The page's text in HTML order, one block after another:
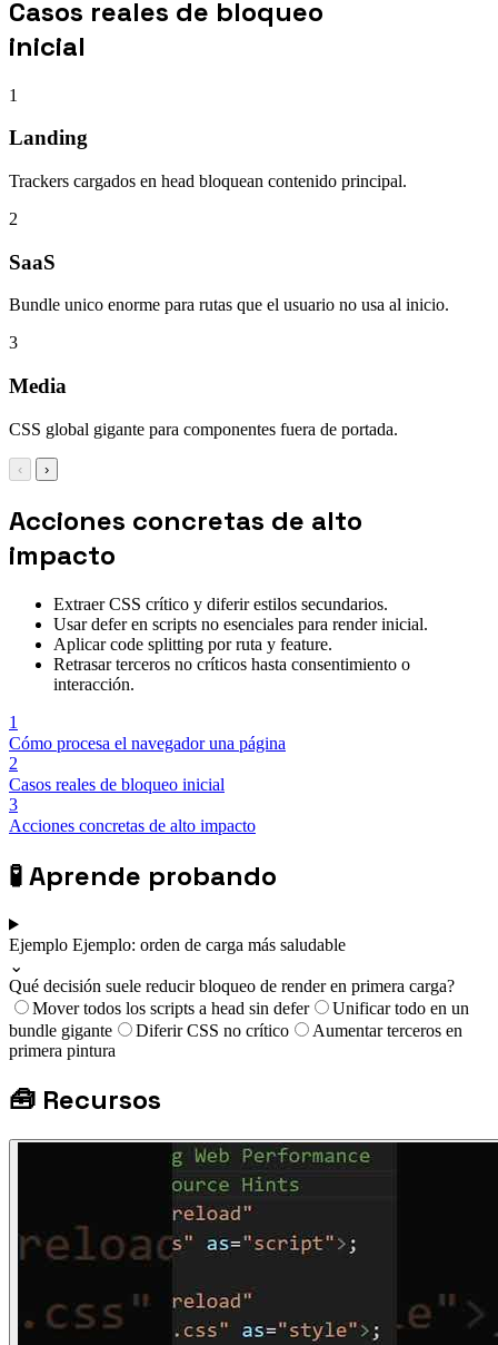
Casos reales de bloqueo
inicial
1
Landing
Trackers cargados en head bloquean contenido principal.
2
SaaS
Bundle unico enorme para rutas que el usuario no usa al inicio.
3
Media
CSS global gigante para componentes fuera de portada.
‹ ›
Acciones concretas de alto
impacto
Extraer CSS crítico y diferir estilos secundarios.
Usar defer en scripts no esenciales para render inicial.
Aplicar code splitting por ruta y feature.
Retrasar terceros no críticos hasta consentimiento o
interacción.
1
Cómo procesa el navegador una página
2
Casos reales de bloqueo inicial
3
Acciones concretas de alto impacto
🧪Aprende probando
Ejemplo Ejemplo: orden de carga más saludable
⌄
Qué decisión suele reducir bloqueo de render en primera carga?
Mover todos los scripts a head sin defer
Unificar todo en un
bundle gigante
Diferir CSS no crítico
Aumentar terceros en
primera pintura
🧰 Recursos